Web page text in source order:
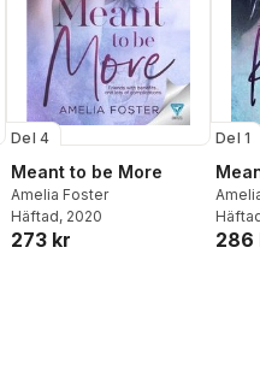
Del 4
Meant to be More
Amelia Foster
Häftad, 2020
273 kr
Del 1
286